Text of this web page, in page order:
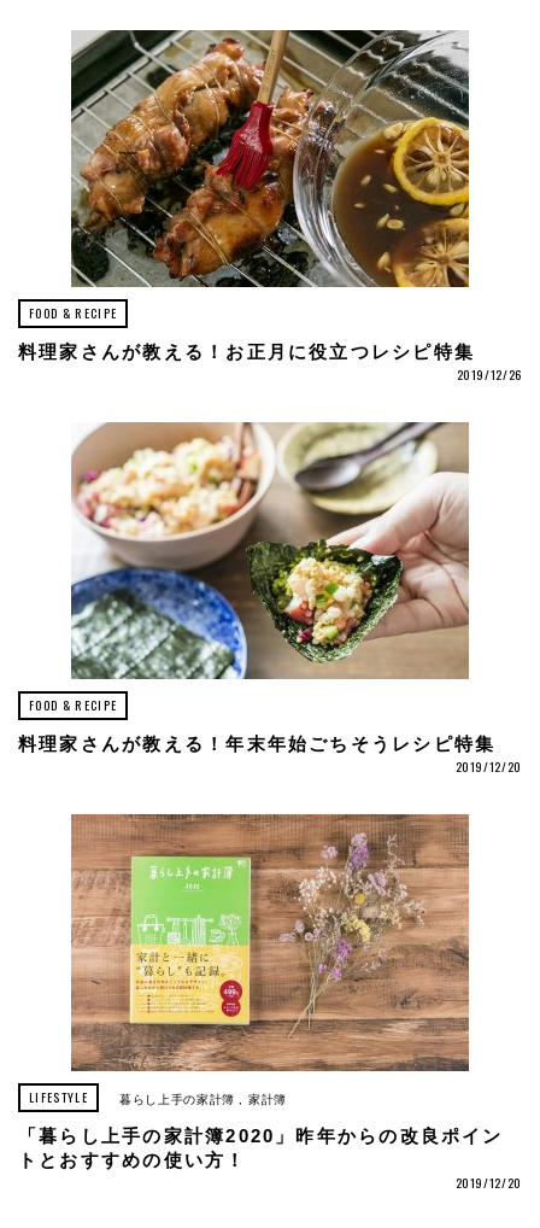
FOOD & RECIPE
料理家さんが教える！お正月に役立つレシピ特集
2019/12/26
FOOD & RECIPE
料理家さんが教える！年末年始ごちそうレシピ特集
2019/12/20
LIFESTYLE 暮らし上手の家計簿 家計簿
「暮らし上手の家計簿2020」昨年からの改良ポイン
トとおすすめの使い方！
2019/12/20